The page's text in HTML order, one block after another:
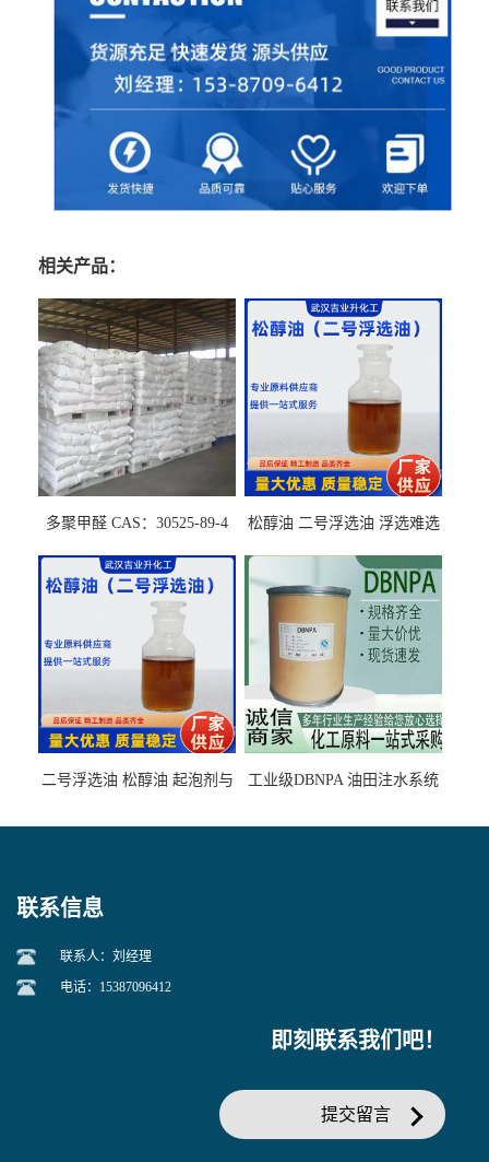
相关产品：
多聚甲醛 CAS：30525-89-4
松醇油 二号浮选油 浮选难选
石墨矿
二号浮选油 松醇油 起泡剂与
工业级DBNPA 油田注水系统
联系信息
联系人：刘经理
电话：15387096412
即刻联系我们吧！
提交留言